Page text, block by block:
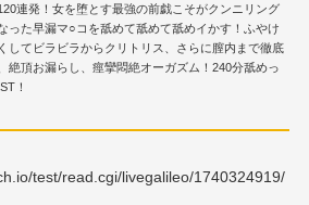
連発！女を堕とす最強の前戯こそがクンニリング
った早漏マ○コを舐めて舐めて舐めイかす！ふやけ
してビラビラからクリトリス、さらに膣内まで徹底
絶頂お漏らし、痙攣悶絶オーガズム！240分舐めっ
！
test/read.cgi/livegalileo/1740324919/